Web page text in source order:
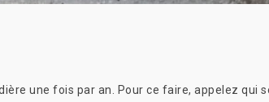
une fois par an. Pour ce faire, appelez qui